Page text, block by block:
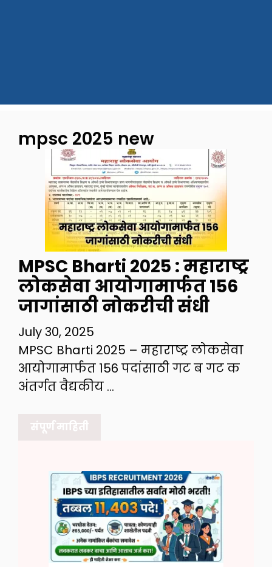
mpsc 2025 new
MPSC Bharti 2025 : महाराष्ट्र
लोकसेवा आयोगामार्फत 156
जागांसाठी नोकरीची संधी
July 30, 2025
MPSC Bharti 2025 – महाराष्ट्र लोकसेवा
आयोगामार्फत 156 पदांसाठी गट ब गट क
अंतर्गत वैद्यकीय …
संपूर्ण माहिती